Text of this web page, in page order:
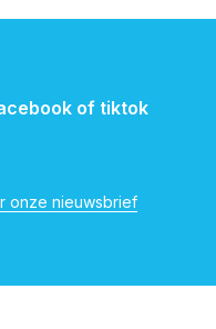
of tiktok
onze nieuwsbrief